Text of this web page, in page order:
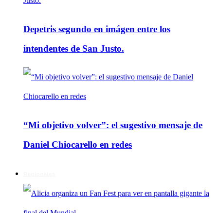
Depetris segundo en imágen entre los
intendentes de San Justo.
“Mi objetivo volver”: el sugestivo mensaje de
Daniel Chiocarello en redes